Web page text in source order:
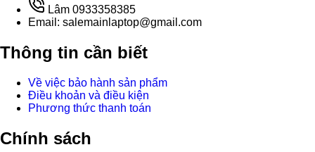
Lâm 0933358385
Email: salemainlaptop@gmail.com
Thông tin cần biết
Về việc bảo hành sản phẩm
Điều khoản và điều kiện
Phương thức thanh toán
Chính sách